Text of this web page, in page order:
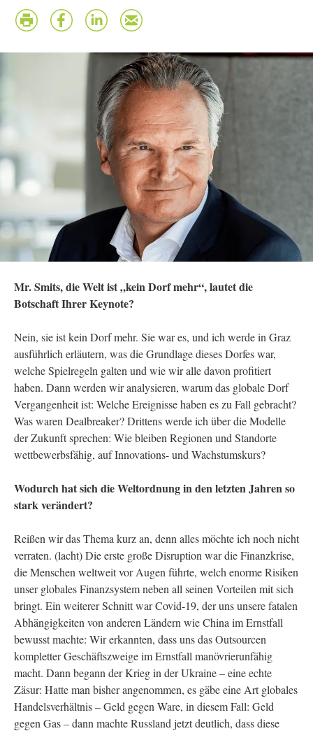
Mr. Smits, die Welt ist „kein Dorf mehr“, lautet die
Botschaft Ihrer Keynote?
Nein, sie ist kein Dorf mehr. Sie war es, und ich werde in Graz
ausführlich erläutern, was die Grundlage dieses Dorfes war,
welche Spielregeln galten und wie wir alle davon profitiert
haben. Dann werden wir analysieren, warum das globale Dorf
Vergangenheit ist: Welche Ereignisse haben es zu Fall gebracht?
Was waren Dealbreaker? Drittens werde ich über die Modelle
der Zukunft sprechen: Wie bleiben Regionen und Standorte
wettbewerbsfähig, auf Innovations- und Wachstumskurs?
Wodurch hat sich die Weltordnung in den letzten Jahren so
stark verändert?
Reißen wir das Thema kurz an, denn alles möchte ich noch nicht
verraten. (lacht) Die erste große Disruption war die Finanzkrise,
die Menschen weltweit vor Augen führte, welch enorme Risiken
unser globales Finanzsystem neben all seinen Vorteilen mit sich
bringt. Ein weiterer Schnitt war Covid-19, der uns unsere fatalen
Abhängigkeiten von anderen Ländern wie China im Ernstfall
bewusst machte: Wir erkannten, dass uns das Outsourcen
kompletter Geschäftszweige im Ernstfall manövrierunfähig
macht. Dann begann der Krieg in der Ukraine – eine echte
Zäsur: Hatte man bisher angenommen, es gäbe eine Art globales
Handelsverhältnis – Geld gegen Ware, in diesem Fall: Geld
gegen Gas – dann machte Russland jetzt deutlich, dass diese